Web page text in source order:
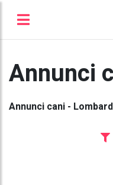
Annunci
Annunci cani -